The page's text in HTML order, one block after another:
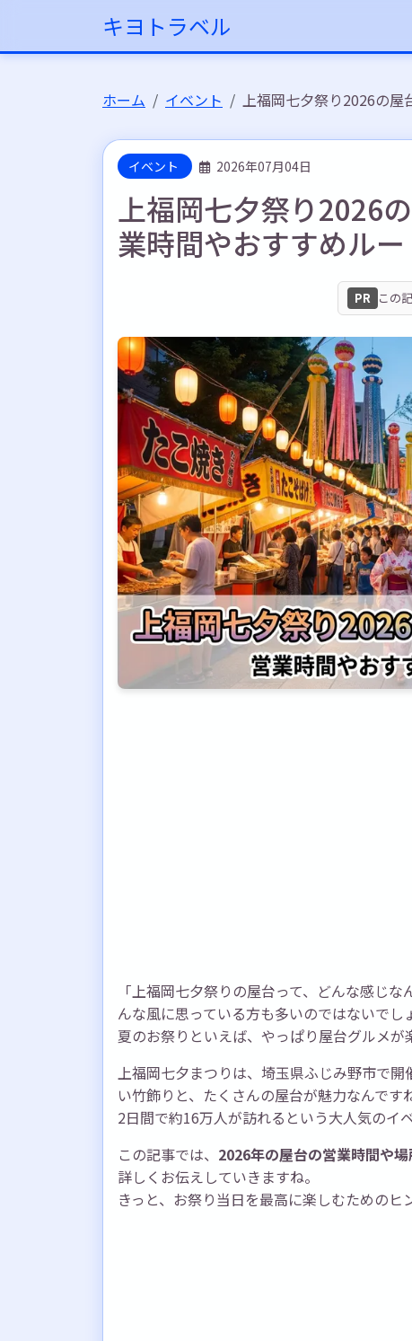
キヨトラベル
ホーム イベント 上福岡七夕祭り2026の屋
イベント 2026年07月04日
上福岡七夕祭り2026
業時間やおすすめルー
PR この
「上福岡七夕祭りの屋台って、どんな感じ
んな風に思っている方も多いのではないでし
夏のお祭りといえば、やっぱり屋台グルメが
上福岡七夕まつりは、埼玉県ふじみ野市で
い竹飾りと、たくさんの屋台が魅力なんです
2日間で約16万人が訪れるという大人気のイベ
この記事では、 2026年の屋台の営業時間や
詳しくお伝えしていきますね。
きっと、お祭り当日を最高に楽しむためのヒ